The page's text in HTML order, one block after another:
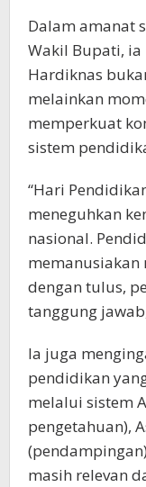
Dalam amanat
Wakil Bupati, ia
Hardiknas
melainkan
memperkuat
sistem
“Hari
meneguhkan
nasional.
memanusiakan
dengan tulus,
tanggung
Ia juga
pendidikan
melalui sistem
pengetahuan),
masih relevan